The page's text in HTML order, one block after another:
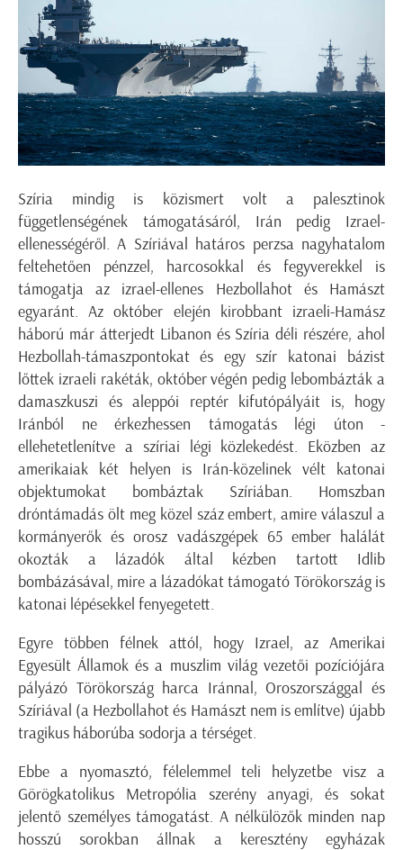
Szíria mindig is közismert volt a palesztinok
függetlenségének támogatásáról, Irán pedig Izrael-
ellenességéről. A Szíriával határos perzsa nagyhatalom
feltehetően pénzzel, harcosokkal és fegyverekkel is
támogatja az izrael-ellenes Hezbollahot és Hamászt
egyaránt. Az október elején kirobbant izraeli-Hamász
háború már átterjedt Libanon és Szíria déli részére, ahol
Hezbollah-támaszpontokat és egy szír katonai bázist
lőttek izraeli rakéták, október végén pedig lebombázták a
damaszkuszi és aleppói reptér kifutópályáit is, hogy
Iránból ne érkezhessen támogatás légi úton -
ellehetetlenítve a szíriai légi közlekedést. Eközben az
amerikaiak két helyen is Irán-közelinek vélt katonai
objektumokat bombáztak Szíriában. Homszban
dróntámadás ölt meg közel száz embert, amire válaszul a
kormányerők és orosz vadászgépek 65 ember halálát
okozták a lázadók által kézben tartott Idlib
bombázásával, mire a lázadókat támogató Törökország is
katonai lépésekkel fenyegetett.
Egyre többen félnek attól, hogy Izrael, az Amerikai
Egyesült Államok és a muszlim világ vezetői pozíciójára
pályázó Törökország harca Iránnal, Oroszországgal és
Szíriával (a Hezbollahot és Hamászt nem is említve) újabb
tragikus háborúba sodorja a térséget.
Ebbe a nyomasztó, félelemmel teli helyzetbe visz a
Görögkatolikus Metropólia szerény anyagi, és sokat
jelentő személyes támogatást. A nélkülözők minden nap
hosszú sorokban állnak a keresztény egyházak